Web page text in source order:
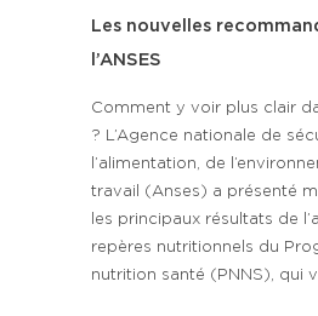
Les nouvelles
l’ANSES
Comment y voir plus clair
? L’Agence nationale de
l’alimentation, de
travail (Anses) a présenté
les principaux résultats de
repères nutritionnels du
nutrition santé (PNNS), qui